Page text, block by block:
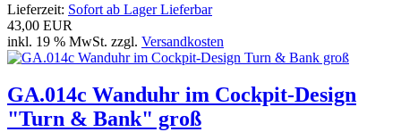
Lieferzeit: Sofort ab Lager Lieferbar
43,00 EUR
inkl. 19 % MwSt. zzgl. Versandkosten
GA.014c Wanduhr im Cockpit-Design
"Turn & Bank" groß